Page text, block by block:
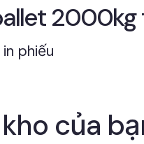
2000kg
phiếu
của